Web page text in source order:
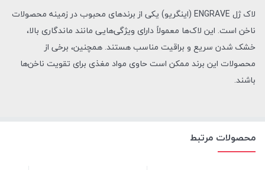
لاک ژل ENGRAVE (اینگریو) یکی از برندهای محبوب در زمینه محصولات
ناخن است. این لاک‌ها معمولاً دارای ویژگی‌هایی مانند ماندگاری بالا،
خشک شدن سریع و براقیت مناسب هستند. همچنین، برخی از
محصولات این برند ممکن است حاوی مواد مغذی برای تقویت ناخن‌ها
باشند.
محصولات مرتبط